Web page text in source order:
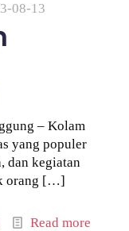
08-13
– Kolam
yang populer
dan kegiatan
orang […]
Read more